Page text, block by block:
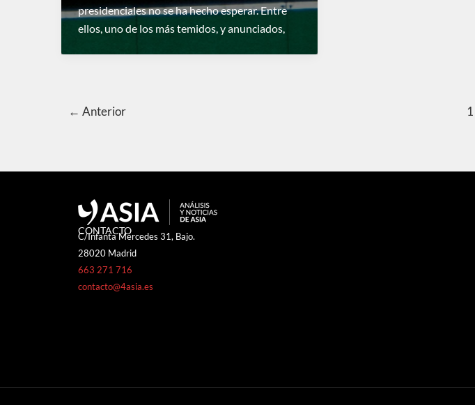
presidenciales no se ha hecho esperar. Entre
ellos, uno de los más temidos, y anunciados,
← Anterior 1
CONTACTO
C/Infanta Mercedes 31, Bajo.
28020 Madrid
663 271 716
contacto@4asia.es